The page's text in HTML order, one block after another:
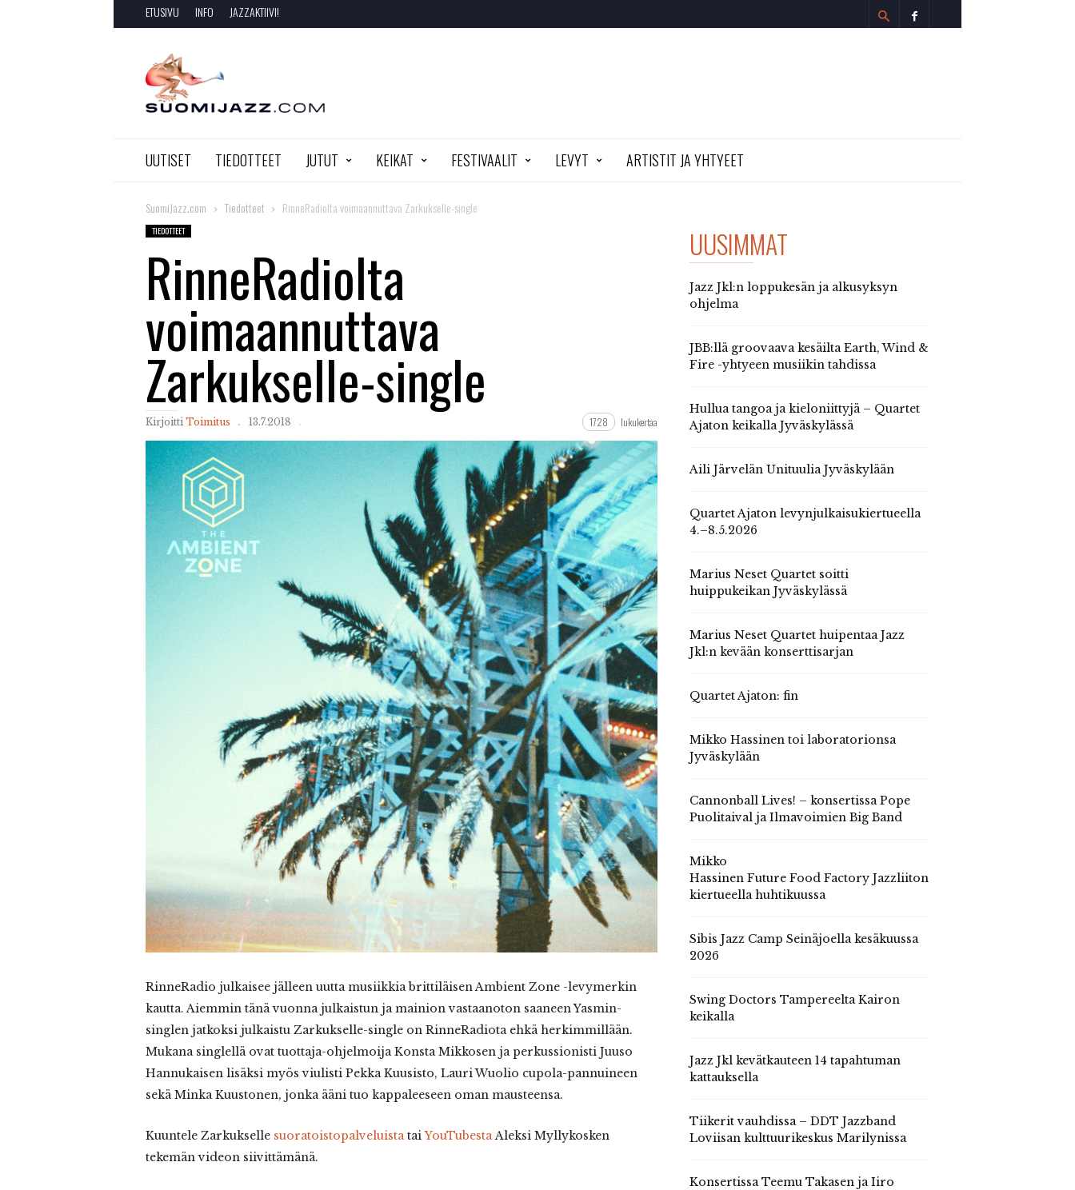
ETUSIVU INFO JAZZAKTIIVI!
SuomiJazz.com
UUTISET TIEDOTTEET JUTUT KEIKAT FESTIVAALIT LEVYT ARTISTIT JA YHTYEET
SuomiJazz.com Tiedotteet RinneRadiolta voimaannuttava Zarkukselle-single
TIEDOTTEET
RinneRadiolta
voimaannuttava
Zarkukselle-single
Kirjoitti Toimitus 13.7.2018 1728 lukukertaa
RinneRadio julkaisee jälleen uutta musiikkia brittiläisen Ambient Zone -levymerkin
kautta. Aiemmin tänä vuonna julkaistun ja mainion vastaanoton saaneen Yasmin-
singlen jatkoksi julkaistu Zarkukselle-single on RinneRadiota ehkä herkimmillään.
Mukana singlellä ovat tuottaja-ohjelmoija Konsta Mikkosen ja perkussionisti Juuso
Hannukaisen lisäksi myös viulisti Pekka Kuusisto, Lauri Wuolio cupola-pannuineen
sekä Minka Kuustonen, jonka ääni tuo kappaleeseen oman mausteensa.
Kuuntele Zarkukselle suoratoistopalveluistataiYouTubestaAleksi Myllykosken
tekemän videon siivittämänä.
UUSIMMAT
Jazz Jkl:n loppukesän ja alkusyksyn
ohjelma
JBB:llä groovaava kesäilta Earth, Wind &
Fire -yhtyeen musiikin tahdissa
Hullua tangoa ja kieloniittyjä – Quartet
Ajaton keikalla Jyväskylässä
Aili Järvelän Unituulia Jyväskylään
Quartet Ajaton levynjulkaisukiertueella
4.–8.5.2026
Marius Neset Quartet soitti
huippukeikan Jyväskylässä
Marius Neset Quartet huipentaa Jazz
Jkl:n kevään konserttisarjan
Quartet Ajaton: fin
Mikko Hassinen toi laboratorionsa
Jyväskylään
Cannonball Lives! – konsertissa Pope
Puolitaival ja Ilmavoimien Big Band
Mikko
Hassinen Future Food Factory Jazzliiton
kiertueella huhtikuussa
Sibis Jazz Camp Seinäjoella kesäkuussa
2026
Swing Doctors Tampereelta Kairon
keikalla
Jazz Jkl kevätkauteen 14 tapahtuman
kattauksella
Tiikerit vauhdissa – DDT Jazzband
Loviisan kulttuurikeskus Marilynissa
Konsertissa Teemu Takasen ja Iiro